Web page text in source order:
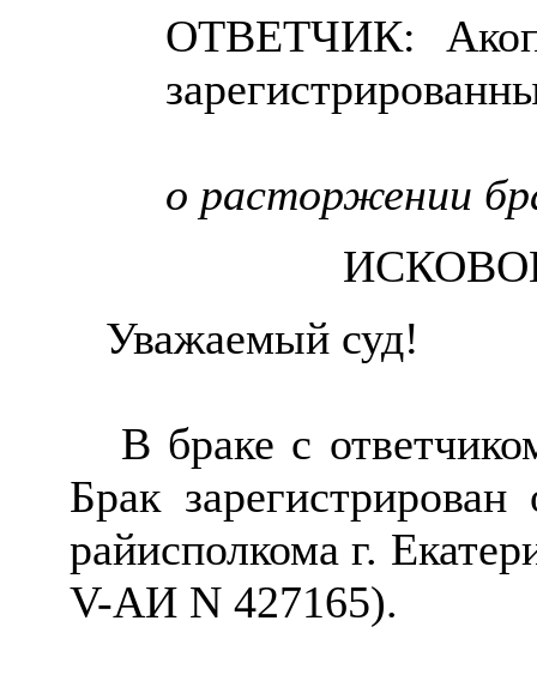
ОТВЕТЧИК:
о расторжении
Уважаемый суд!
В браке с
Брак
райисполкома г.
V-AИ N 427165).